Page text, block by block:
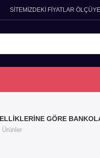
SİTEMİZDEKİ FİYATLAR
GÖRE
Ürünler